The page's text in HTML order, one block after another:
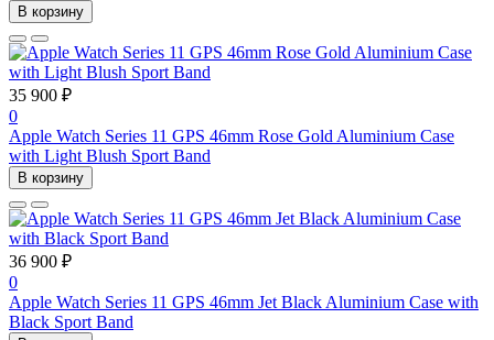
В корзину
35 900 ₽
0
Apple Watch Series 11 GPS 46mm Rose Gold Aluminium Case
with Light Blush Sport Band
В корзину
36 900 ₽
0
Apple Watch Series 11 GPS 46mm Jet Black Aluminium Case with
Black Sport Band